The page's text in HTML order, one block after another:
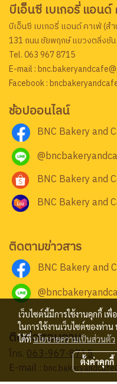
บีเอ็นซี เบเกอรี่ แอนด์
บีเอ็นซี เบเกอรี่ แอนด์ คาเฟ่ (ส
131 ถนน ชัยพฤกษ์ แขวงตลิ่งชั
Tel. 063 967 8715
E-mail :
Facebook :
ช้อปออนไลน์
BNC Bakery and
BNC Bakery and
BNC Bakery and
ติดตามข่าวสาร
BNC Bakery and
ติดต่อสอบถาม
โทร.063-967-8715
E-mail :
เว็บไซต์นี้มีการใช้งานคุกกี้ เ
ในการใช้งานเว็บไซต์ของท่า
ได้ที่นโยบายความเป็นส่วนตัว
ตั้งค่าคุกกี้